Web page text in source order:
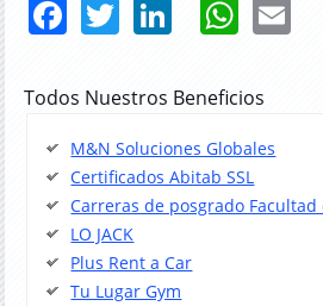
FacebookTwitter LinkedIn WhatsApp
Todos Nuestros Beneficios
M&N Soluciones Globales
Certificados Abitab SSL
Carreras de posgrado
LO JACK
Plus Rent a Car
Tu Lugar Gym